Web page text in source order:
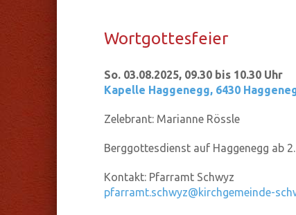
Wort­got­tes­fei­er
So. 03.08.2025, 09.30 bis 10.30 Uhr
Kapelle Haggenegg, 6430
Zelebrant: Marianne Rössle
Berggottesdienst auf Haggenegg ab
Kontakt: Pfarramt Schwyz
pfarramt.schwyz@kirchgemeinde-